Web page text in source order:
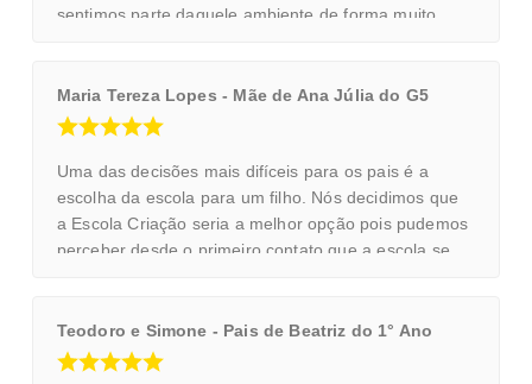
sentimos parte daquele ambiente de forma muito
pessoal das crianças, de forma muito sensível.
Obrigada a todos os que fazem parte dessa família,
Maria Tereza Lopes - Mãe de Ana Júlia do G5
Uma das decisões mais difíceis para os pais é a
escolha da escola para um filho. Nós decidimos que
a Escola Criação seria a melhor opção pois pudemos
perceber desde o primeiro contato que a escola se
importantes para o indivíduo e seu convívio social.
Teodoro e Simone - Pais de Beatriz do 1° Ano